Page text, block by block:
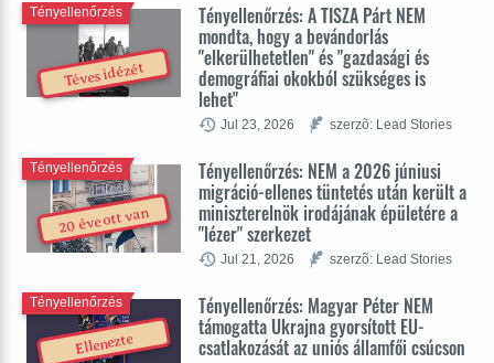
Téves idézét
Tényellenőrzés: A TISZA Párt NEM
mondta, hogy a bevándorlás
"elkerülhetetlen" és "gazdasági és
demográfiai okokból szükséges is
lehet"
Tényellenőrzés
Jul 23, 2026 szerzõ: Lead Stories
20 éve ott van
Tényellenőrzés: NEM a 2026 júniusi
migráció-ellenes tüntetés után került a
miniszterelnök irodájának épületére a
"lézer" szerkezet
Tényellenőrzés
Jul 21, 2026 szerzõ: Lead Stories
Ellenezte
Tényellenőrzés: Magyar Péter NEM
támogatta Ukrajna gyorsított EU-
csatlakozását az uniós államfői csúcson
Tényellenőrzés